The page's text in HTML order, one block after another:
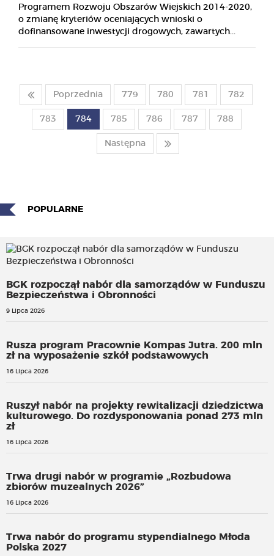
Programem Rozwoju Obszarów Wiejskich 2014-2020,
o zmianę kryteriów oceniających wnioski o
dofinansowane inwestycji drogowych, zawartych...
Poprzednia 779 780 781 782
783 784 785 786 787 788
Następna
POPULARNE
BGK rozpoczął nabór dla samorządów w Funduszu
Bezpieczeństwa i Obronności
9 Lipca 2026
Rusza program Pracownie Kompas Jutra. 200 mln
zł na wyposażenie szkół podstawowych
16 Lipca 2026
Ruszył nabór na projekty rewitalizacji dziedzictwa
kulturowego. Do rozdysponowania ponad 273 mln
zł
16 Lipca 2026
Trwa drugi nabór w programie „Rozbudowa
zbiorów muzealnych 2026”
16 Lipca 2026
Trwa nabór do programu stypendialnego Młoda
Polska 2027